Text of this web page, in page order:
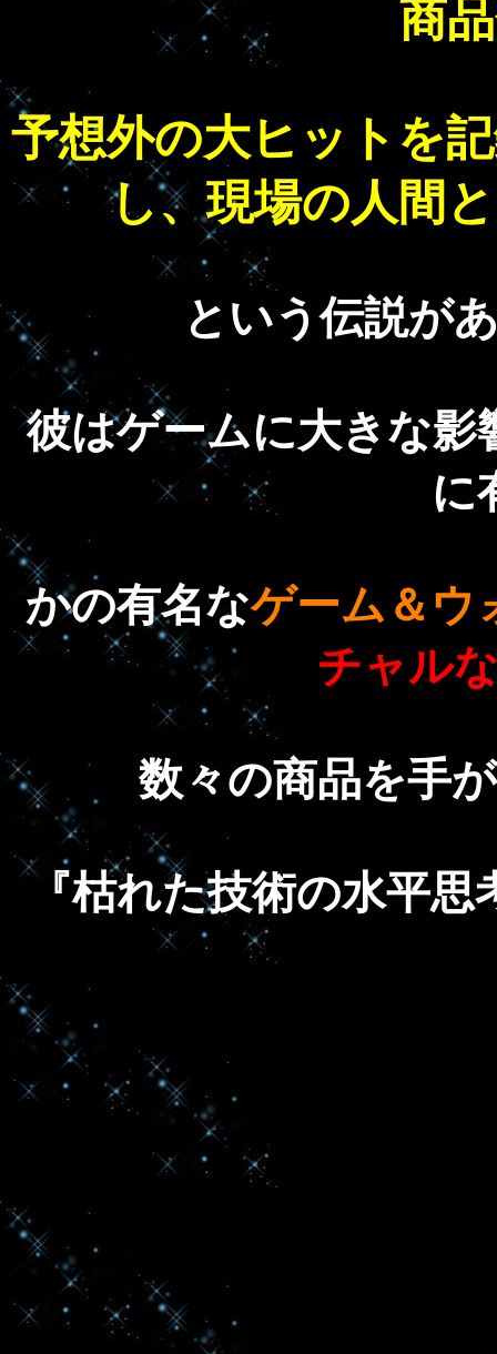
商
予想外の大ヒットを
し、現場の人間
という伝説が
彼はゲームに大きな影
に
かの有名なゲーム＆ウ
チャル
数々の商品を手
『枯れた技術の水平